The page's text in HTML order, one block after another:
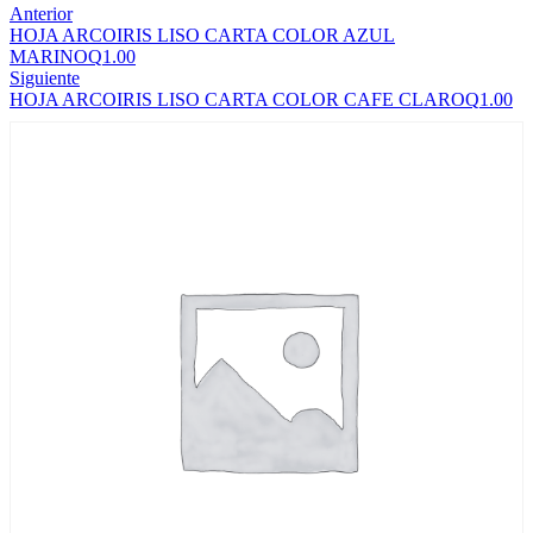
Anterior
HOJA ARCOIRIS LISO CARTA COLOR AZUL
MARINOQ1.00
Siguiente
HOJA ARCOIRIS LISO CARTA COLOR CAFE CLAROQ1.00